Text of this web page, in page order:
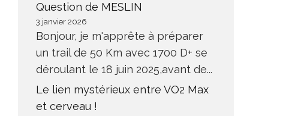
Question de MESLIN
3 janvier 2026
Bonjour, je m'apprête à préparer
un trail de 50 Km avec 1700 D+ se
déroulant le 18 juin 2025,avant de...
Le lien mystérieux entre VO2 Max
et cerveau !